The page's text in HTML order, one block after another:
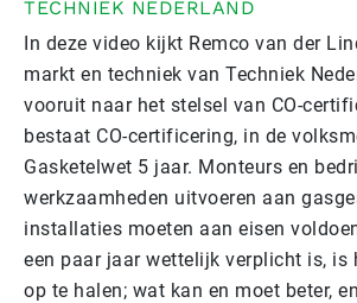
TECHNIEK NEDERLAND
In deze video kijkt Remco van der
markt en techniek van Techniek
vooruit naar het stelsel van CO-
bestaat CO-certificering, in de
Gasketelwet 5 jaar. Monteurs en
werkzaamheden uitvoeren aan
installaties moeten aan eisen
een paar jaar wettelijk verplicht is, is
op te halen; wat kan en moet beter,